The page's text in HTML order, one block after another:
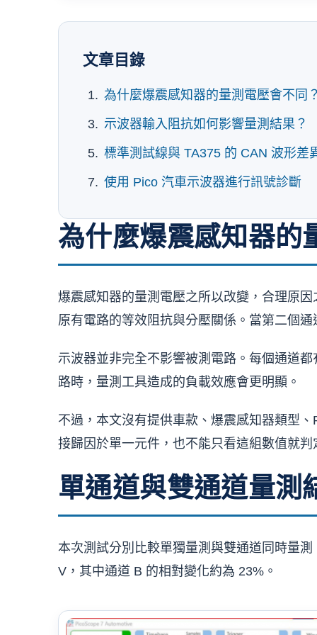
文章目錄
為什麼爆震感知器的量測電壓會不同
示波器輸入阻抗如何影響量測結果？
標準測試線與 TA375 的 CAN 波形差
使用 Pico 汽車示波器進行訊號診斷
為什麼爆震感知器的
爆震感知器的量測電壓之所以改變，合理原
原有電路的等效阻抗與分壓關係。當第二個
示波器並非完全不影響被測電路。每個通道
路時，量測工具造成的負載效應會更明顯。
不過，本文沒有提供車款、爆震感知器類型
接歸因於單一元件，也不能只看這組數值就
單通道與雙通道量測
本次測試分別比較單獨量測與雙通道同時量
V，其中通道 B 的相對變化約為 23%。